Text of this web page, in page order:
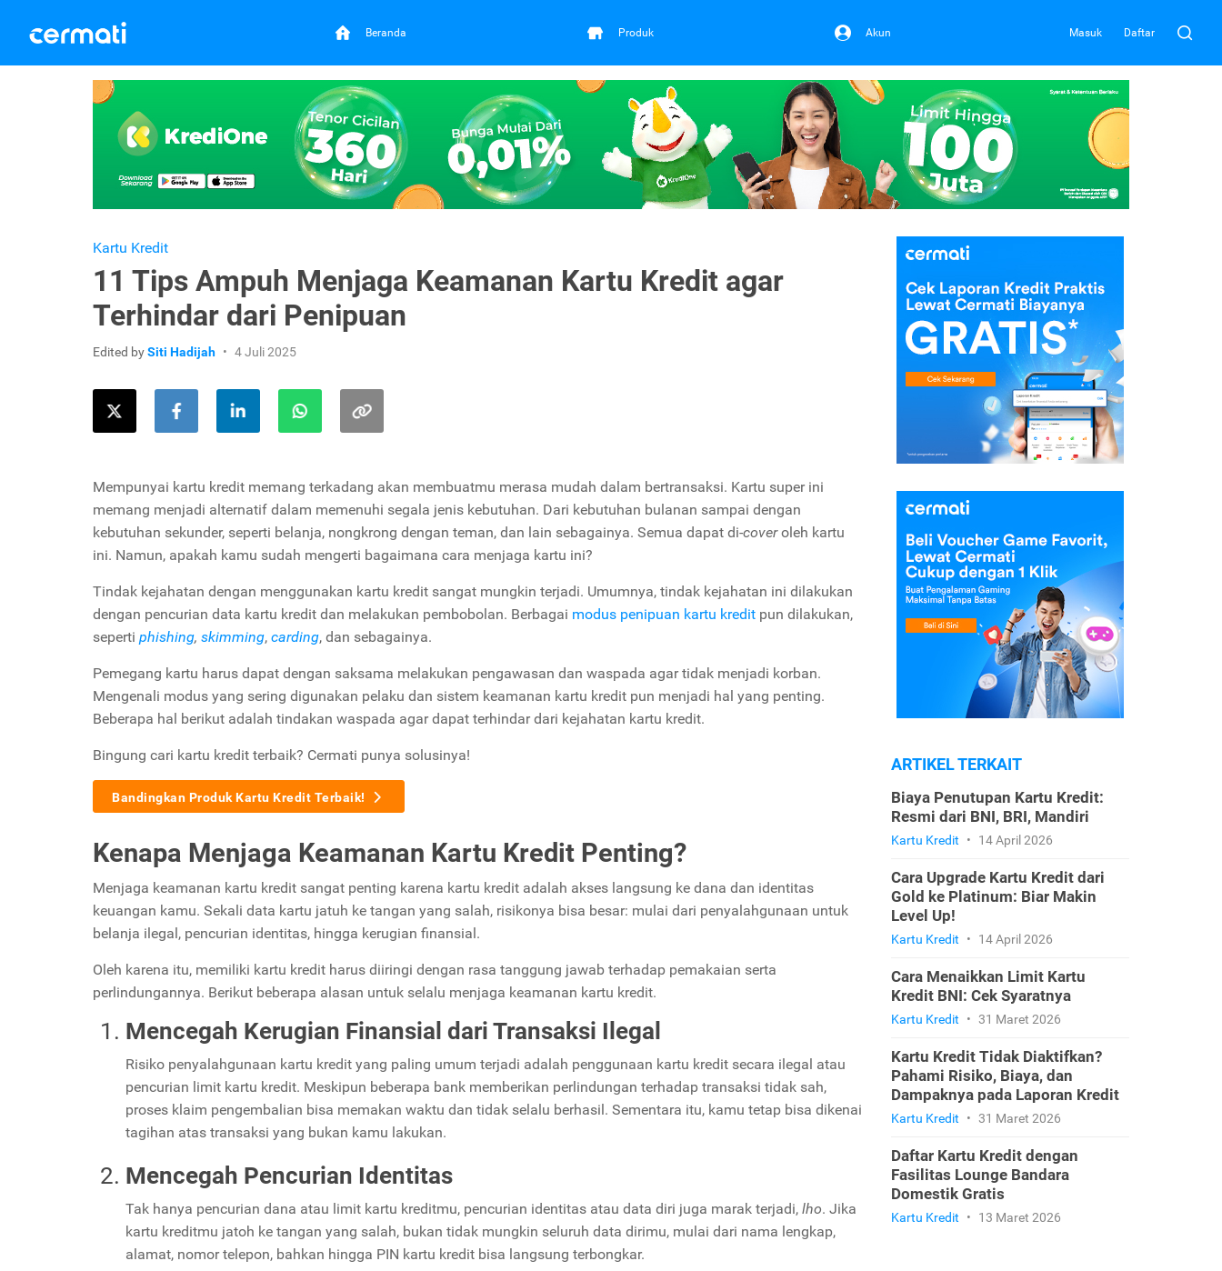
Beranda Produk Akun Masuk Daftar
Kartu Kredit
11 Tips Ampuh Menjaga Keamanan Kartu Kredit agar
Terhindar dari Penipuan
Edited bySiti Hadijah 4 Juli 2025
Mempunyai kartu kredit memang terkadang akan membuatmu merasa mudah dalam bertransaksi. Kartu super ini
memang menjadi alternatif dalam memenuhi segala jenis kebutuhan. Dari kebutuhan bulanan sampai dengan
kebutuhan sekunder, seperti belanja, nongkrong dengan teman, dan lain sebagainya. Semua dapat di-coveroleh kartu
ini. Namun, apakah kamu sudah mengerti bagaimana cara menjaga kartu ini?
Tindak kejahatan dengan menggunakan kartu kredit sangat mungkin terjadi. Umumnya, tindak kejahatan ini dilakukan
dengan pencurian data kartu kredit dan melakukan pembobolan. Berbagai modus penipuan kartu kredit pun dilakukan,
seperti phishing, skimming, carding, dan sebagainya.
Pemegang kartu harus dapat dengan saksama melakukan pengawasan dan waspada agar tidak menjadi korban.
Mengenali modus yang sering digunakan pelaku dan sistem keamanan kartu kredit pun menjadi hal yang penting.
Beberapa hal berikut adalah tindakan waspada agar dapat terhindar dari kejahatan kartu kredit.
Bingung cari kartu kredit terbaik? Cermati punya solusinya!
Bandingkan Produk Kartu Kredit Terbaik!
Kenapa Menjaga Keamanan Kartu Kredit Penting?
Menjaga keamanan kartu kredit sangat penting karena kartu kredit adalah akses langsung ke dana dan identitas
keuangan kamu. Sekali data kartu jatuh ke tangan yang salah, risikonya bisa besar: mulai dari penyalahgunaan untuk
belanja ilegal, pencurian identitas, hingga kerugian finansial.
Oleh karena itu, memiliki kartu kredit harus diiringi dengan rasa tanggung jawab terhadap pemakaian serta
perlindungannya. Berikut beberapa alasan untuk selalu menjaga keamanan kartu kredit.
Mencegah Kerugian Finansial dari Transaksi Ilegal
Risiko penyalahgunaan kartu kredit yang paling umum terjadi adalah penggunaan kartu kredit secara ilegal atau
pencurian limit kartu kredit. Meskipun beberapa bank memberikan perlindungan terhadap transaksi tidak sah,
proses klaim pengembalian bisa memakan waktu dan tidak selalu berhasil. Sementara itu, kamu tetap bisa dikenai
tagihan atas transaksi yang bukan kamu lakukan.
Mencegah Pencurian Identitas
Tak hanya pencurian dana atau limit kartu kreditmu, pencurian identitas atau data diri juga marak terjadi, lho. Jika
kartu kreditmu jatoh ke tangan yang salah, bukan tidak mungkin seluruh data dirimu, mulai dari nama lengkap,
alamat, nomor telepon, bahkan hingga PIN kartu kredit bisa langsung terbongkar.
ARTIKEL TERKAIT
Biaya Penutupan Kartu Kredit:
Resmi dari BNI, BRI, Mandiri
Kartu Kredit • 14 April 2026
Cara Upgrade Kartu Kredit dari
Gold ke Platinum: Biar Makin
Level Up!
Kartu Kredit • 14 April 2026
Cara Menaikkan Limit Kartu
Kredit BNI: Cek Syaratnya
Kartu Kredit • 31 Maret 2026
Kartu Kredit Tidak Diaktifkan?
Pahami Risiko, Biaya, dan
Dampaknya pada Laporan Kredit
Kartu Kredit • 31 Maret 2026
Daftar Kartu Kredit dengan
Fasilitas Lounge Bandara
Domestik Gratis
Kartu Kredit • 13 Maret 2026